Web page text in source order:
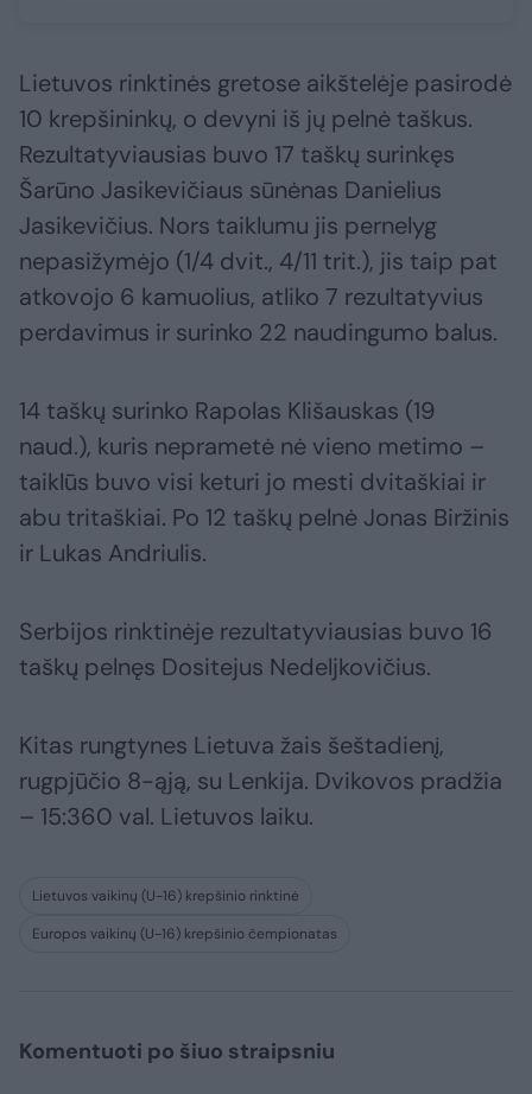
Lietuvos rinktinės gretose aikštelėje pasirodė
10 krepšininkų, o devyni iš jų pelnė taškus.
Rezultatyviausias buvo 17 taškų surinkęs
Šarūno Jasikevičiaus sūnėnas Danielius
Jasikevičius. Nors taiklumu jis pernelyg
nepasižymėjo (1/4 dvit., 4/11 trit.), jis taip pat
atkovojo 6 kamuolius, atliko 7 rezultatyvius
perdavimus ir surinko 22 naudingumo balus.
14 taškų surinko Rapolas Klišauskas (19
naud.), kuris neprametė nė vieno metimo –
taiklūs buvo visi keturi jo mesti dvitaškiai ir
abu tritaškiai. Po 12 taškų pelnė Jonas Biržinis
ir Lukas Andriulis.
Serbijos rinktinėje rezultatyviausias buvo 16
taškų pelnęs Dositejus Nedeljkovičius.
Kitas rungtynes Lietuva žais šeštadienį,
rugpjūčio 8-ąją, su Lenkija. Dvikovos pradžia
– 15:360 val. Lietuvos laiku.
Lietuvos vaikinų (U-16) krepšinio rinktinė
Europos vaikinų (U-16) krepšinio čempionatas
Komentuoti po šiuo straipsniu